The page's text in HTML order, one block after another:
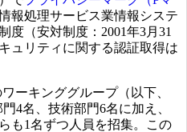
報処理サービス業情報システ
度（安対制度：2001年3月31
ュリティに関する認証取得は
ーキンググループ（以下、
4名、技術部門6名に加え、
も1名ずつ人員を招集。この